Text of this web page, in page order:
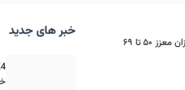
آذریوردسال شرایط فروش تویوتا RAV4 وارداتی خود را با قیمت قطعی و تحویل ۵۰ روزه، ویژه جانبازان معزز ۵۰ تا ۶۹
خبر های جدید